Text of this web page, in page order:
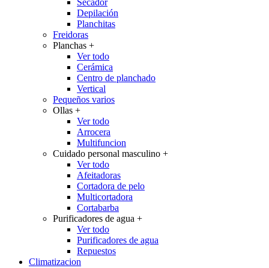
Secador
Depilación
Planchitas
Freidoras
Planchas +
Ver todo
Cerámica
Centro de planchado
Vertical
Pequeños varios
Ollas +
Ver todo
Arrocera
Multifuncion
Cuidado personal masculino +
Ver todo
Afeitadoras
Cortadora de pelo
Multicortadora
Cortabarba
Purificadores de agua +
Ver todo
Purificadores de agua
Repuestos
Climatizacion